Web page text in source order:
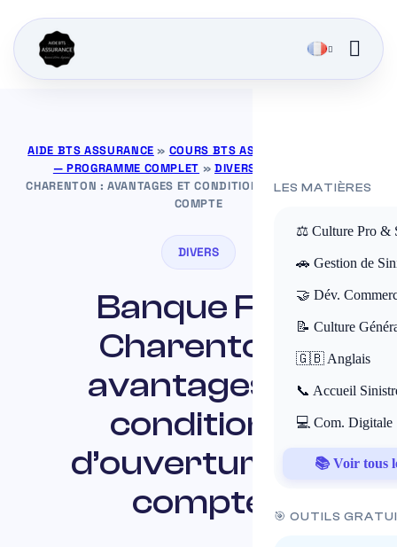
LES MATIÈRES
⚖️ Culture Pro &
🚗 Gestion de
🤝 Dév.
📝 Culture
🇬🇧 Anglais
📞 Accueil
💻 Com. Digitale
📚 Voir tous
🎯 OUTILS
AIDE BTS ASSURANCE » COURS BTS ASSURANCE GRATUITS
— PROGRAMME COMPLET » DIVERS
CHARENTON : AVANTAGES ET CONDITIONS D’OUVERTURE DE
COMPTE
DIVERS
Banque FPE
Charenton :
avantages et
conditions
d’ouverture de
compte